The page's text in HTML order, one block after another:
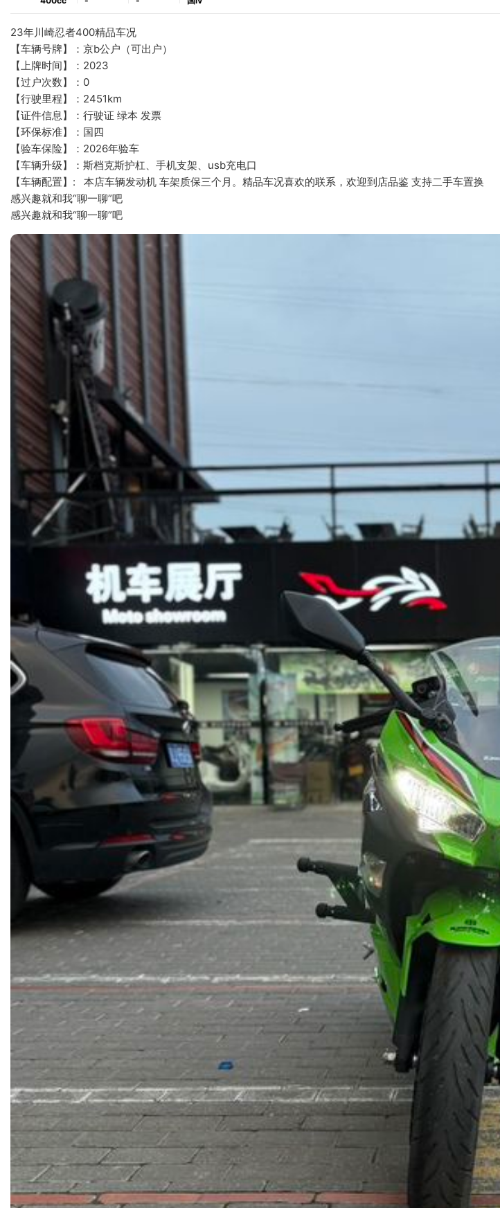
23年川崎忍者400精品车况
【车辆号牌】：京b公户（可出户）
【上牌时间】：2023
【过户次数】：0
【行驶里程】：2451km
【证件信息】：行驶证 绿本 发票
【环保标准】：国四
【验车保险】：2026年验车
【车辆升级】：斯档克斯护杠、手机支架、usb充电口
【车辆配置】:   本店车辆发动机 车架质保三个月。精品车况喜欢的联系，欢迎到店品鉴 支持二手车置换
感兴趣就和我“聊一聊”吧
感兴趣就和我“聊一聊”吧